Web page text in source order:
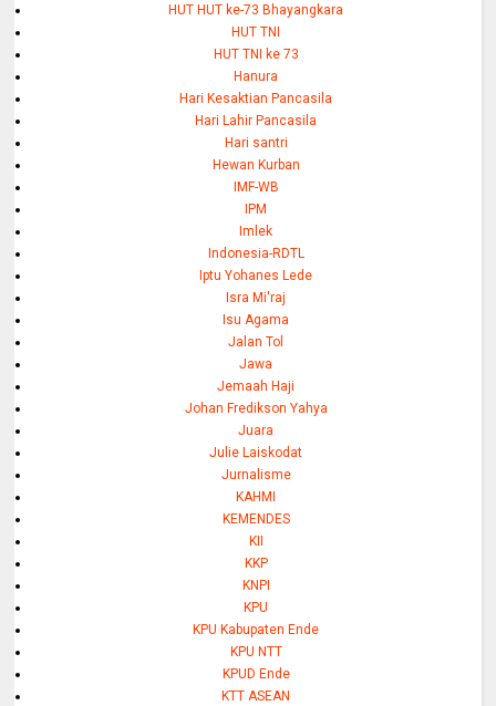
HUT HUT ke-73 Bhayangkara
HUT TNI
HUT TNI ke 73
Hanura
Hari Kesaktian Pancasila
Hari Lahir Pancasila
Hari santri
Hewan Kurban
IMF-WB
IPM
Imlek
Indonesia-RDTL
Iptu Yohanes Lede
Isra Mi'raj
Isu Agama
Jalan Tol
Jawa
Jemaah Haji
Johan Fredikson Yahya
Juara
Julie Laiskodat
Jurnalisme
KAHMI
KEMENDES
KII
KKP
KNPI
KPU
KPU Kabupaten Ende
KPU NTT
KPUD Ende
KTT ASEAN